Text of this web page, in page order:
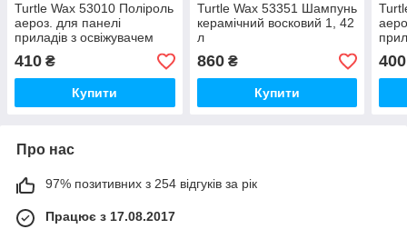
Turtle Wax 53010 Поліроль
аероз. для панелі
приладів з освіжувачем
повітря "Ваніль" 500мл
410 ₴
Купити
Turtle Wax 53351 Шампунь
керамічний восковий 1, 42
л
860₴
Купити
400
Про нас
97% позитивних з 254 відгуків за рік
Працює з 17.08.2017